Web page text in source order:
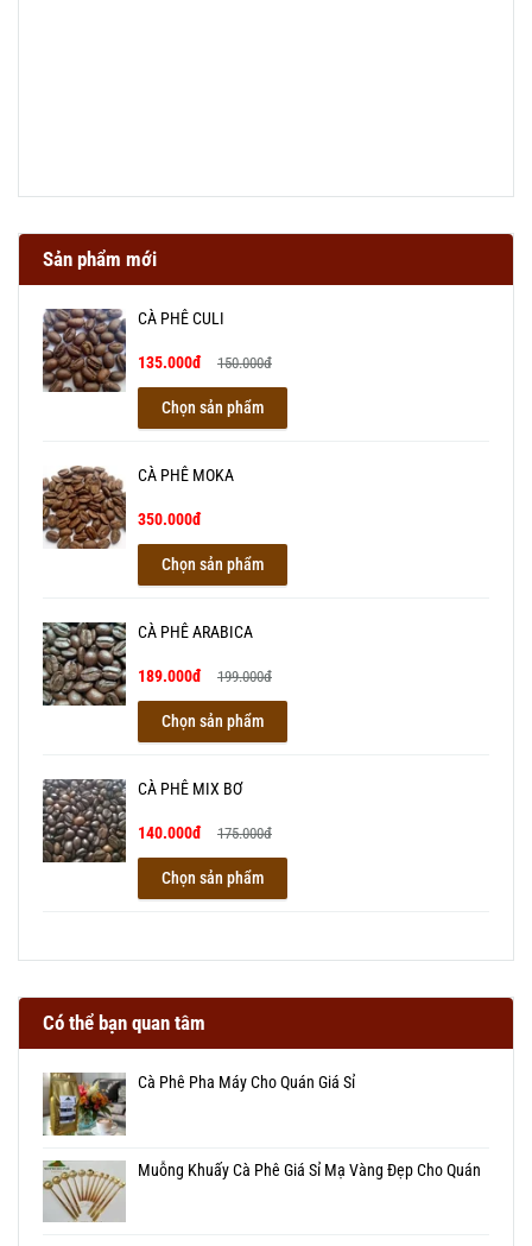
Sản phẩm mới
CÀ PHÊ CULI
135.000đ 150.000đ
Chọn sản phẩm
CÀ PHÊ MOKA
350.000đ
Chọn sản phẩm
CÀ PHÊ ARABICA
189.000đ 199.000đ
Chọn sản phẩm
CÀ PHÊ MIX BƠ
140.000đ 175.000đ
Chọn sản phẩm
Có thể bạn quan tâm
Cà Phê Pha Máy Cho Quán Giá Sỉ
Muỗng Khuấy Cà Phê Giá Sỉ Mạ Vàng Đẹp Cho Quán